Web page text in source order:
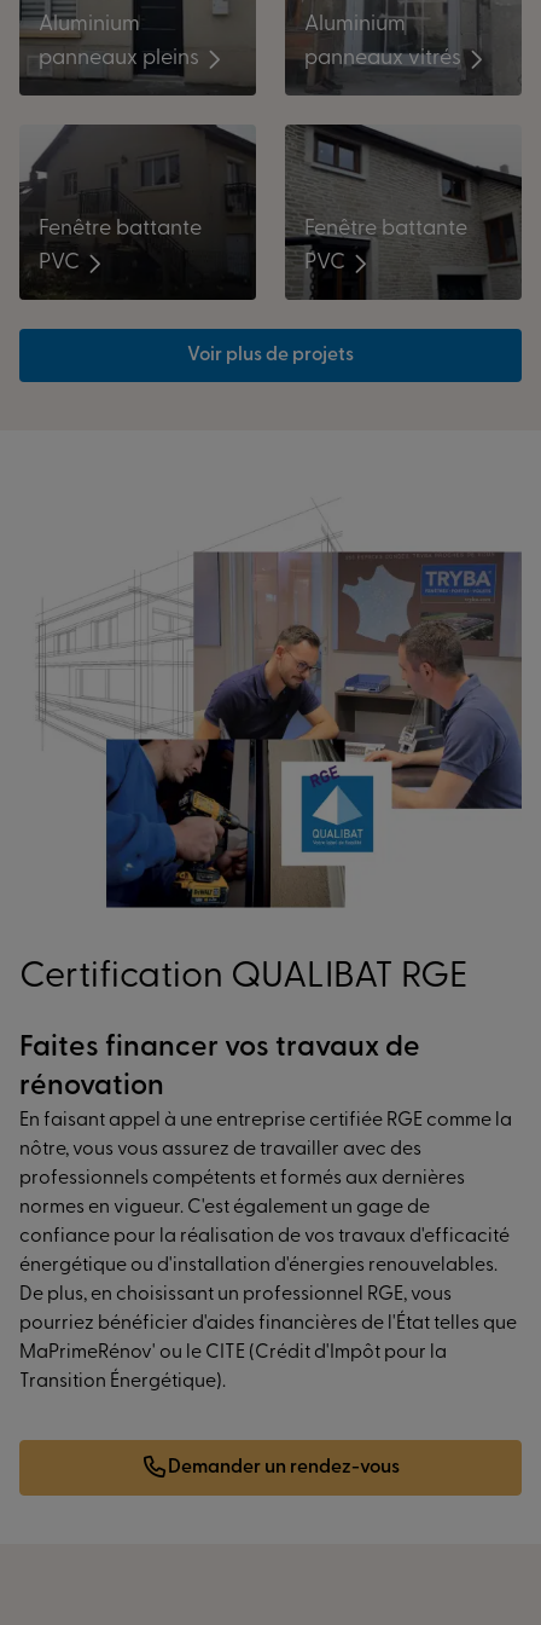
Aluminium
panneaux pleins
Aluminium
panneaux vitrés
Fenêtre battante
PVC
Fenêtre battante
PVC
Voir plus de projets
Certification QUALIBAT RGE
Faites financer vos travaux de
rénovation
En faisant appel à une entreprise certifiée RGE comme la
nôtre, vous vous assurez de travailler avec des
professionnels compétents et formés aux dernières
normes en vigueur. C'est également un gage de
confiance pour la réalisation de vos travaux d'efficacité
énergétique ou d'installation d'énergies renouvelables.
De plus, en choisissant un professionnel RGE, vous
pourriez bénéficier d'aides financières de l'État telles que
MaPrimeRénov' ou le CITE (Crédit d'Impôt pour la
Transition Énergétique).
Demander un rendez-vous